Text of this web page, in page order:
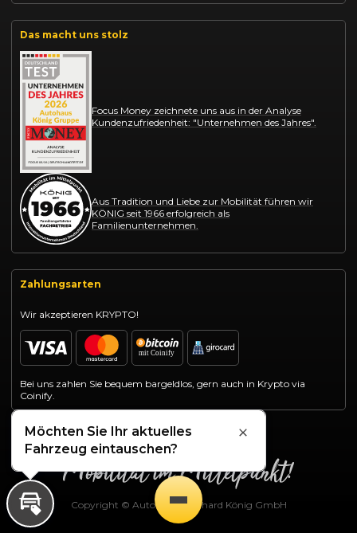
Das macht uns stolz
Focus Money zeichnete uns aus in der Analyse
Kundenzufriedenheit: "Unternehmen des Jahres".
Aus Tradition und Liebe zur Mobilität führen wir
KÖNIG seit 1966 erfolgreich als
Familienunternehmen.
Zahlungsarten
Wir akzeptieren KRYPTO!
Bei uns zahlen Sie bequem bargeldlos, gern auch in Krypto via
Coinify.
Copyright © Autohaus Gotthard König GmbH
Inzahlungnahme
Möchten Sie Ihr aktuelles
Fahrzeug eintauschen?
Schließen